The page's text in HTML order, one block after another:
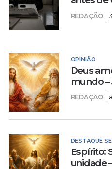
REDAÇÃO
OPINIÃO
Deus
mundo –
REDAÇÃO
DESTAQUE
Espírito:
unidade